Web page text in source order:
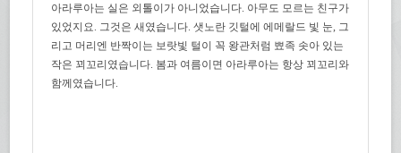
아라루아는 실은 외톨이가 아니었습니다. 아무도 모르는 친구가
있었지요. 그것은 새였습니다. 샛노란 깃털에 에메랄드 빛 눈, 그
리고 머리엔 반짝이는 보랏빛 털이 꼭 왕관처럼 뾰족 솟아 있는
작은 꾀꼬리였습니다. 봄과 여름이면 아라루아는 항상 꾀꼬리와
함께였습니다.